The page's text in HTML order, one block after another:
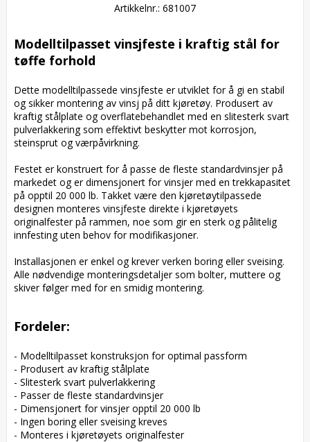
Artikkelnr.: 681007
Modelltilpasset vinsjfeste i kraftig stål for
tøffe forhold
Dette modelltilpassede vinsjfeste er utviklet for å gi en stabil
og sikker montering av vinsj på ditt kjøretøy. Produsert av
kraftig stålplate og overflatebehandlet med en slitesterk svart
pulverlakkering som effektivt beskytter mot korrosjon,
steinsprut og værpåvirkning.
Festet er konstruert for å passe de fleste standardvinsjer på
markedet og er dimensjonert for vinsjer med en trekkapasitet
på opptil 20 000 lb. Takket være den kjøretøytilpassede
designen monteres vinsjfeste direkte i kjøretøyets
originalfester på rammen, noe som gir en sterk og pålitelig
innfesting uten behov for modifikasjoner.
Installasjonen er enkel og krever verken boring eller sveising.
Alle nødvendige monteringsdetaljer som bolter, muttere og
skiver følger med for en smidig montering.
Fordeler:
- Modelltilpasset konstruksjon for optimal passform
- Produsert av kraftig stålplate
- Slitesterk svart pulverlakkering
- Passer de fleste standardvinsjer
- Dimensjonert for vinsjer opptil 20 000 lb
- Ingen boring eller sveising kreves
- Monteres i kjøretøyets originalfester